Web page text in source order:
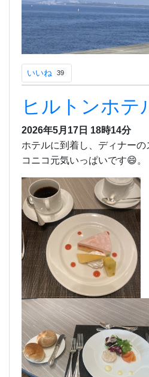
いいね 39
ヒルトンホテ
2026年5月17日 18時14分
ホテルに到着し、ディナー
コニコ元気いっぱいです😄。